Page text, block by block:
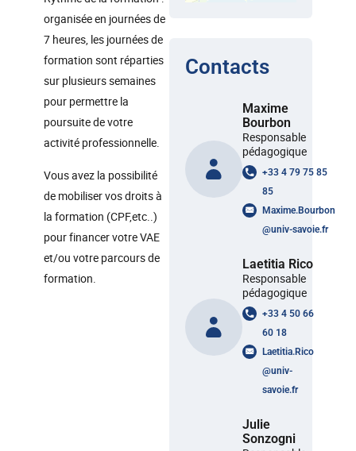
organisée en journées de
7 heures, les journées de
formation sont réparties
sur plusieurs semaines
pour permettre la
poursuite de votre
activité professionnelle.
Vous avez la possibilité
de mobiliser vos droits à
la formation (CPF,etc..)
pour financer votre VAE
et/ou votre parcours de
formation.
Contacts
Maxime
Bourbon
Responsable
pédagogique
+33 4 79 75 85
85
Maxime.Bourbon
@univ-savoie.fr
Laetitia Rico
Responsable
pédagogique
+33 4 50 66
60 18
Laetitia.Rico
@univ-
savoie.fr
Julie
Sonzogni